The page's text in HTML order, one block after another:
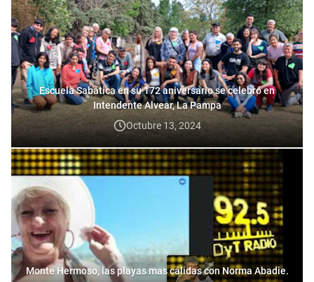
Escuela Sabática en su 172 aniversario se celebró en
Intendente Alvear, La Pampa
Octubre 13, 2024
Monte Hermoso, las playas mas cálidas con Norma Abadie.